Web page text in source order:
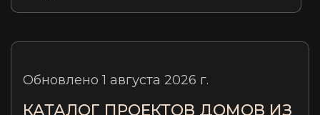
Обновлено 1 августа 2026 г.
КАТАЛОГ ПРОЕКТОВ ДОМОВ ИЗ